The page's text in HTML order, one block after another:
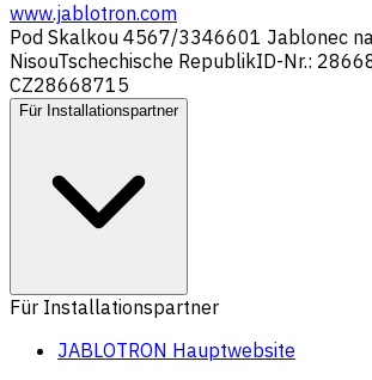
www.jablotron.com
Pod Skalkou 4567/3346601 Jablonec
NisouTschechische RepublikID-Nr.:
CZ28668715
Für Installationspartner
Für Installationspartner
JABLOTRON Hauptwebsite